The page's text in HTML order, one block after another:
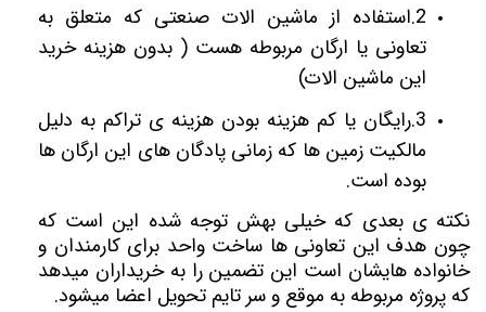
2.استفاده از ماشین الات صنعتی که متعلق به
تعاونی یا ارگان مربوطه هست ( بدون هزینه خرید
این ماشین الات)
3.رایگان یا کم هزینه بودن هزینه ی تراکم به دلیل
مالکیت زمین ها که زمانی پادگان های این ارگان ها
بوده است.
نکته ی بعدی که خیلی بهش توجه شده این است که
چون هدف این تعاونی ها ساخت واحد برای کارمندان و
خانواده هایشان است این تضمین را به خریداران میدهد
که پروژه مربوطه به موقع و سر تایم تحویل اعضا میشود.